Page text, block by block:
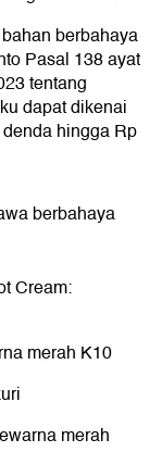
berbahaya
Pasal 138 ayat
tentang
dapat dikenai
hingga Rp
berbahaya
Cream:
merah K10
merah